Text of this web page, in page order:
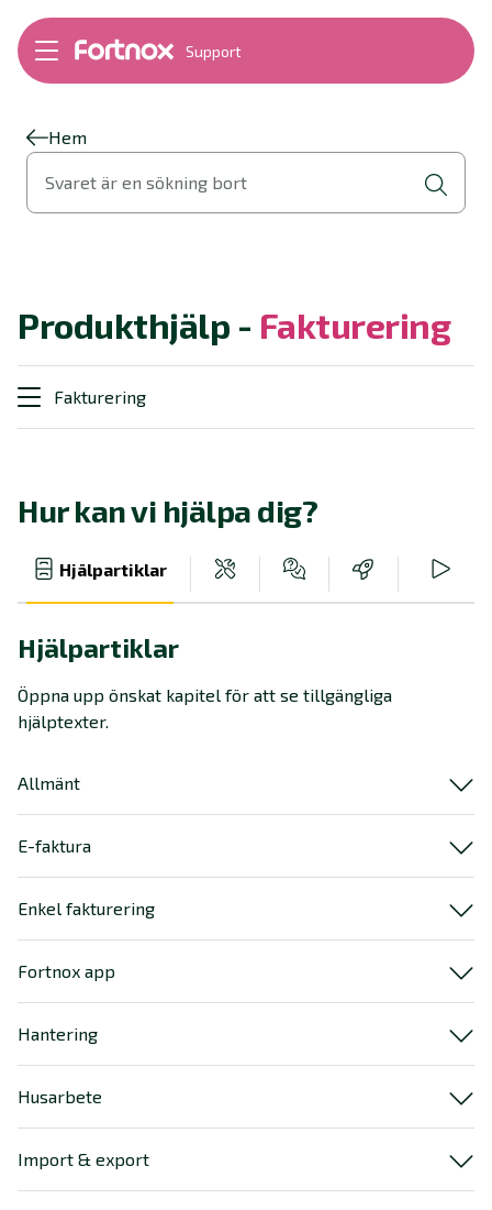
Support
Bokföring
Fakturering
Byt till Fortnox
Felsökning
Support Play
Ordlista
Hem
Svaret är en sökning bort
Produkthjälp - Fakturering
Fakturering
Hur kan vi hjälpa dig?
Hjälpartiklar
Hjälpartiklar
Öppna upp önskat kapitel för att se tillgängliga
hjälptexter.
Allmänt
E-faktura
Enkel fakturering
Fortnox app
Hantering
Husarbete
Import & export